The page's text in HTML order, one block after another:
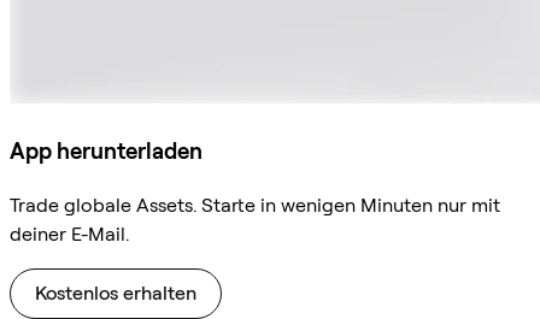
App herunterladen
Trade globale Assets. Starte in wenigen Minuten nur mit
deiner E-Mail.
Kostenlos erhalten